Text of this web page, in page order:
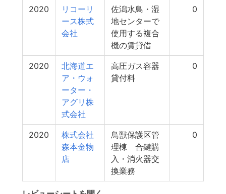
2020
リコーリ
ース株式
会社
佐潟水鳥・湿
地センターで
使用する複合
機の賃貸借
0
2020
北海道エ
ア・ウォ
ーター・
アグリ株
式会社
高圧ガス容器
貸付料
0
2020
株式会社
森本金物
店
鳥獣保護区管
理棟 合鍵購
入・消火器交
換業務
0